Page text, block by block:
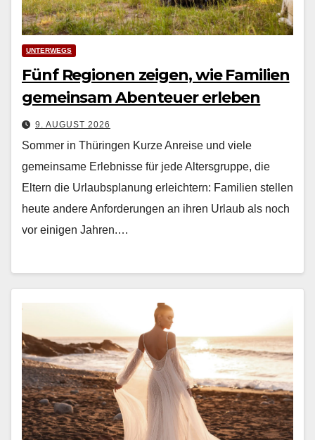
UNTERWEGS
Fünf Regionen zeigen, wie Familien
gemeinsam Abenteuer erleben
9. AUGUST 2026
Sommer in Thüringen Kurze Anreise und viele
gemein­same Erleb­nisse für jede Alters­gruppe, die
Eltern die Urlaub­s­pla­nung erle­ichtern: Fam­i­lien stellen
heute andere Anforderun­gen an ihren Urlaub als noch
vor eini­gen Jahren.…